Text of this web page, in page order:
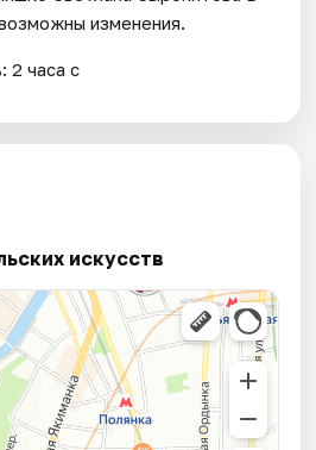
изменения.
2 часа с
искусств